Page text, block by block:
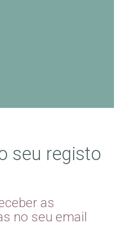
seu registo
as
no seu email